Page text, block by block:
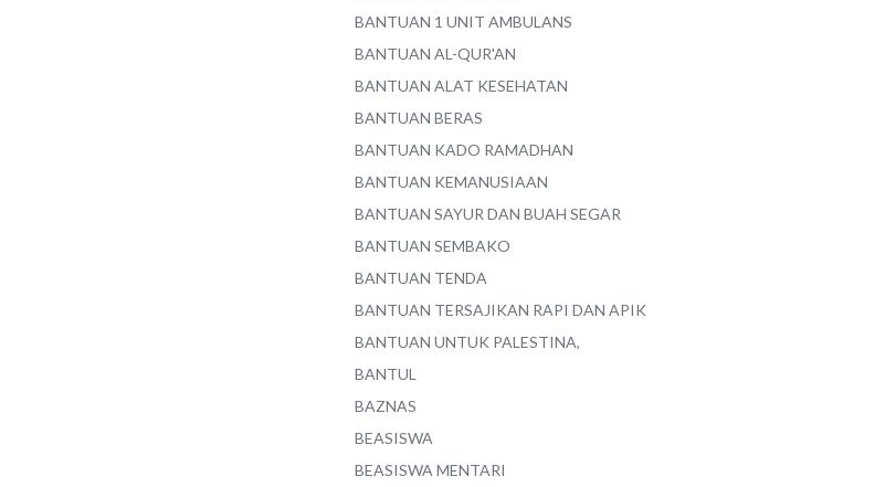
BANTUAN 1 UNIT AMBULANS
BANTUAN AL-QUR'AN
BANTUAN ALAT KESEHATAN
BANTUAN BERAS
BANTUAN KADO RAMADHAN
BANTUAN KEMANUSIAAN
BANTUAN SAYUR DAN BUAH SEGAR
BANTUAN SEMBAKO
BANTUAN TENDA
BANTUAN TERSAJIKAN RAPI DAN APIK
BANTUAN UNTUK PALESTINA,
BANTUL
BAZNAS
BEASISWA
BEASISWA MENTARI